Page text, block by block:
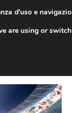
d'uso e
are using or